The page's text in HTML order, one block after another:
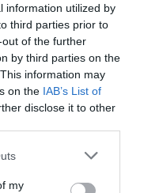
information utilized by
third parties prior to
of the further
by third parties on the
information may
on the IAB’s List of
disclose it to other
one or more Google
You may click to
my